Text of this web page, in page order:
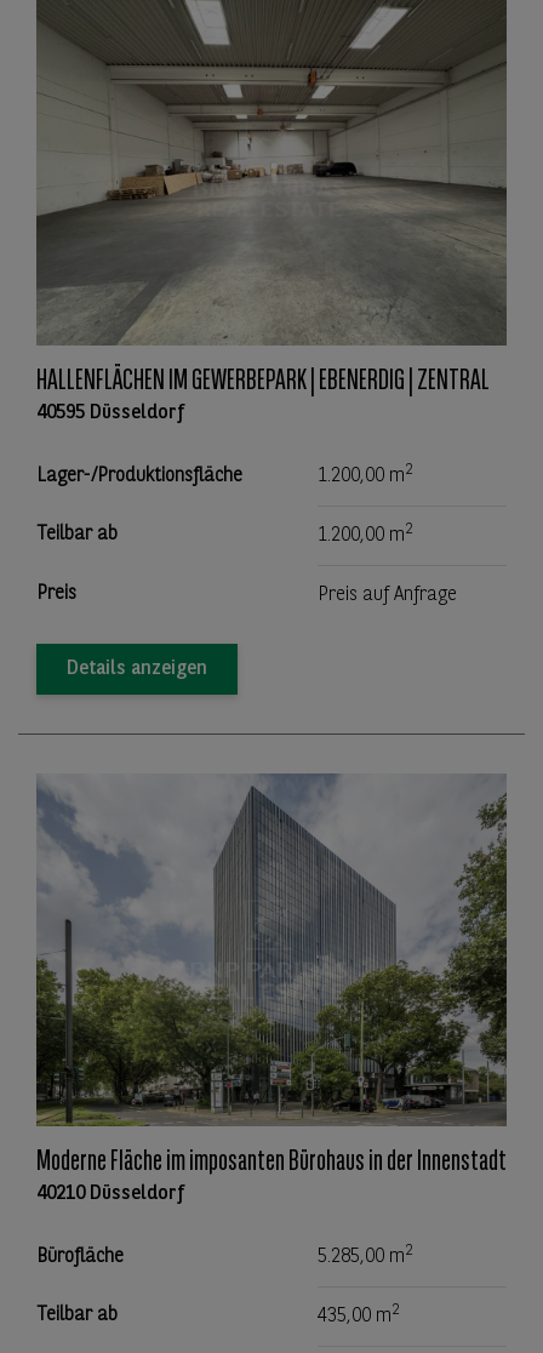
HALLENFLÄCHEN IM GEWERBEPARK | EBENERDIG | ZENTRAL
40595 Düsseldorf
Lager-/Produktionsfläche 1.200,00 m2
Teilbar ab 1.200,00 m2
Preis Preis auf Anfrage
Details anzeigen
Moderne Fläche im imposanten Bürohaus in der Innenstadt
40210 Düsseldorf
Bürofläche 5.285,00 m2
Teilbar ab 435,00 m2